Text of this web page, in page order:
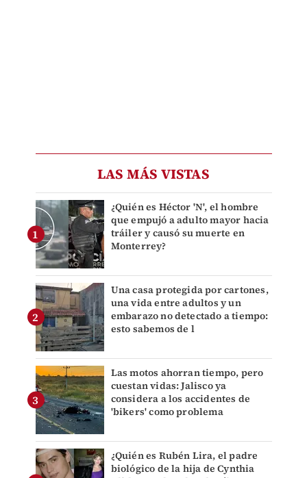
LAS MÁS VISTAS
¿Quién es Héctor 'N', el hombre
que empujó a adulto mayor hacia
tráiler y causó su muerte en
Monterrey?
Una casa protegida por cartones,
una vida entre adultos y un
embarazo no detectado a tiempo:
esto sabemos de l
Las motos ahorran tiempo, pero
cuestan vidas: Jalisco ya
considera a los accidentes de
'bikers' como problema
¿Quién es Rubén Lira, el padre
biológico de la hija de Cynthia